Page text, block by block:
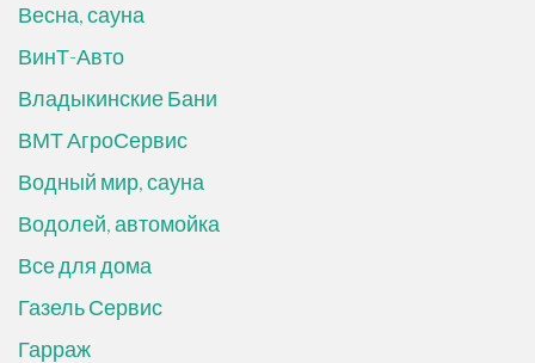
Весна, сауна
ВинТ-Авто
Владыкинские Бани
ВМТ АгроСервис
Водный мир, сауна
Водолей, автомойка
Все для дома
Газель Сервис
Гарраж